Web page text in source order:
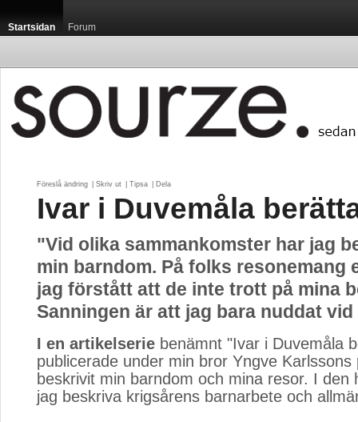
Startsidan Forum
Föreslå ändring Skriv ut Tipsa Dela
Ivar i Duvemåla
"Vid olika sammankomster har jag
min barndom. På folks resonemang
jag förstått att de inte trott på mina
Sanningen är att jag bara nuddat
I en artikelserie benämnt "Ivar i Duvemåla
publicerade under min bror Yngve Karlssons
beskrivit min barndom och mina resor. I den
jag beskriva krigsårens barnarbete och